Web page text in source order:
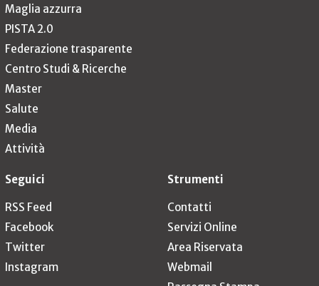
Maglia azzurra
PISTA 2.0
Federazione trasparente
Centro Studi & Ricerche
Master
Salute
Media
Attività
Seguici
RSS Feed
Facebook
Twitter
Instagram
Strumenti
Contatti
Servizi Online
Area Riservata
Webmail